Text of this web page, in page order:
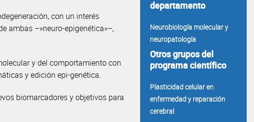
con un interés
ambas –»neuro-epigenética»–,
y del comportamiento con
y edición epi-genética.
biomarcadores y objetivos para
departamento
Neurobiología molecular y
neuropatología
Otros grupos del
programa científico
Plasticidad celular en
enfermedad y reparación
cerebral